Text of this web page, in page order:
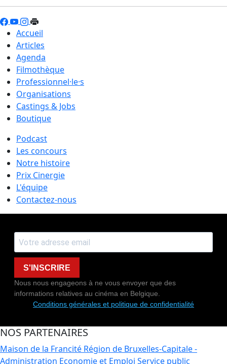
Accueil
Articles
Agenda
Filmothèque
Professionnel·le·s
Organisations
Castings & Jobs
Boutique
Podcast
Les concours
Notre histoire
Prix Cinergie
L'équipe
Contactez-nous
S'INSCRIRE
Nous nous engageons à ne vous envoyer que des
informations relatives au cinéma en Belgique.
Conditions générales et politique de confidentialité
NOS PARTENAIRES
Maison de la Francité Région de Bruxelles-Capitale -
Administration Economie et Emploi Service public